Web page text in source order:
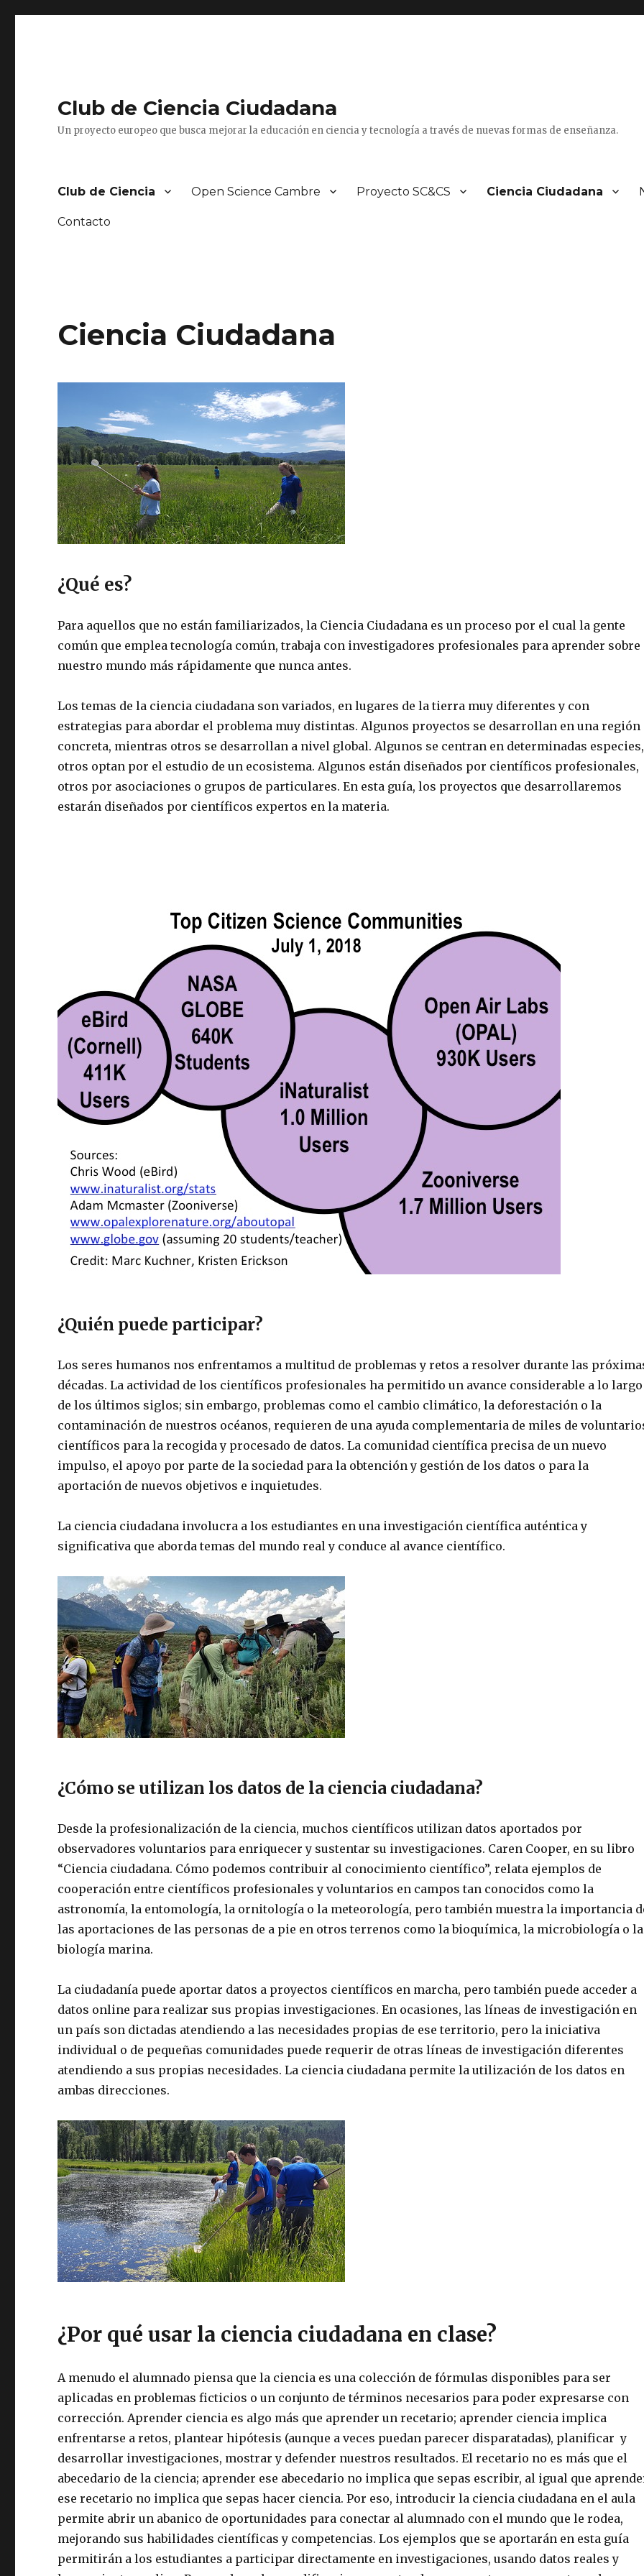
Club de Ciencia Ciudadana
Un proyecto europeo que busca mejorar la educación en ciencia y tecnología a través de nuevas formas de enseñanza.
Club de Ciencia Open Science Cambre Proyecto SC&CS Ciencia Ciudadana
Contacto
Ciencia Ciudadana
¿Qué es?
Para aquellos que no están familiarizados, la Ciencia Ciudadana es un proceso por el cual la gente
común que emplea tecnología común, trabaja con investigadores profesionales para aprender sobre
nuestro mundo más rápidamente que nunca antes.
Los temas de la ciencia ciudadana son variados, en lugares de la tierra muy diferentes y con
estrategias para abordar el problema muy distintas. Algunos proyectos se desarrollan en una región
concreta, mientras otros se desarrollan a nivel global. Algunos se centran en determinadas especies,
otros optan por el estudio de un ecosistema. Algunos están diseñados por científicos profesionales,
otros por asociaciones o grupos de particulares. En esta guía, los proyectos que desarrollaremos
estarán diseñados por científicos expertos en la materia.
¿Quién puede participar?
Los seres humanos nos enfrentamos a multitud de problemas y retos a resolver durante las
décadas. La actividad de los científicos profesionales ha permitido un avance considerable a lo largo
de los últimos siglos; sin embargo, problemas como el cambio climático, la deforestación o la
contaminación de nuestros océanos, requieren de una ayuda complementaria de miles de
científicos para la recogida y procesado de datos. La comunidad científica precisa de un nuevo
impulso, el apoyo por parte de la sociedad para la obtención y gestión de los datos o para la
aportación de nuevos objetivos e inquietudes.
La ciencia ciudadana involucra a los estudiantes en una investigación científica auténtica y
significativa que aborda temas del mundo real y conduce al avance científico.
¿Cómo se utilizan los datos de la ciencia ciudadana?
Desde la profesionalización de la ciencia, muchos científicos utilizan datos aportados por
observadores voluntarios para enriquecer y sustentar su investigaciones. Caren Cooper, en su libro
“Ciencia ciudadana. Cómo podemos contribuir al conocimiento científico”, relata ejemplos de
cooperación entre científicos profesionales y voluntarios en campos tan conocidos como la
astronomía, la entomología, la ornitología o la meteorología, pero también muestra la importancia
las aportaciones de las personas de a pie en otros terrenos como la bioquímica, la microbiología o la
biología marina.
La ciudadanía puede aportar datos a proyectos científicos en marcha, pero también puede acceder a
datos online para realizar sus propias investigaciones. En ocasiones, las líneas de investigación en
un país son dictadas atendiendo a las necesidades propias de ese territorio, pero la iniciativa
individual o de pequeñas comunidades puede requerir de otras líneas de investigación diferentes
atendiendo a sus propias necesidades. La ciencia ciudadana permite la utilización de los datos en
ambas direcciones.
¿Por qué usar la ciencia ciudadana en clase?
A menudo el alumnado piensa que la ciencia es una colección de fórmulas disponibles para ser
aplicadas en problemas ficticios o un conjunto de términos necesarios para poder expresarse con
corrección. Aprender ciencia es algo más que aprender un recetario; aprender ciencia implica
enfrentarse a retos, plantear hipótesis (aunque a veces puedan parecer disparatadas), planificar y
desarrollar investigaciones, mostrar y defender nuestros resultados. El recetario no es más que el
abecedario de la ciencia; aprender ese abecedario no implica que sepas escribir, al igual que
ese recetario no implica que sepas hacer ciencia. Por eso, introducir la ciencia ciudadana en el aula
permite abrir un abanico de oportunidades para conectar al alumnado con el mundo que le rodea,
mejorando sus habilidades científicas y competencias. Los ejemplos que se aportarán en esta guía
permitirán a los estudiantes a participar directamente en investigaciones, usando datos reales y